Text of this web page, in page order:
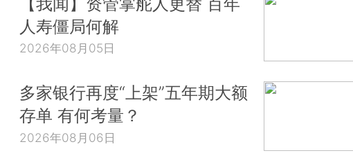
人寿僵局何解
2026年08月05日
多家银行再度“上架”五年期大额
存单 有何考量？
2026年08月06日